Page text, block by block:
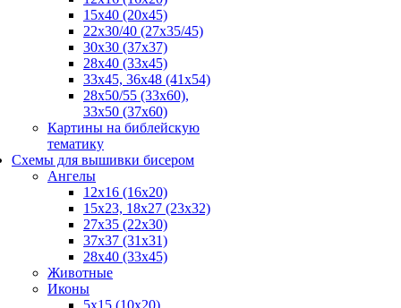
15x40 (20x45)
22х30/40 (27х35/45)
30х30 (37х37)
28х40 (33х45)
33х45, 36х48 (41х54)
28х50/55 (33х60),
33x50 (37x60)
Картины на библейскую
тематику
Схемы для вышивки бисером
Ангелы
12х16 (16х20)
15x23, 18х27 (23х32)
27х35 (22х30)
37x37 (31x31)
28х40 (33х45)
Животные
Иконы
5x15 (10х20)